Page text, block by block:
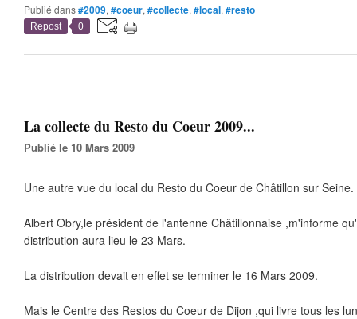
Publié dans#2009, #coeur, #collecte, #local, #resto
Repost 0
La collecte du Resto du Coeur 2009...
Publié le 10 Mars 2009
Une autre vue du local du Resto du Coeur de Châtillon sur Seine.
Albert Obry,le président de l'antenne Châtillonnaise ,m'informe
distribution aura lieu le 23 Mars.
La distribution devait en effet se terminer le 16 Mars 2009.
Mais le Centre des Restos du Coeur de Dijon ,qui livre tous les